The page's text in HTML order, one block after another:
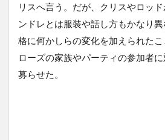
リスへ言う。だが、クリスやロッ
ンドレとは服装や話し方もかなり
格に何かしらの変化を加えられた
ローズの家族やパーティの参加者
募らせた。